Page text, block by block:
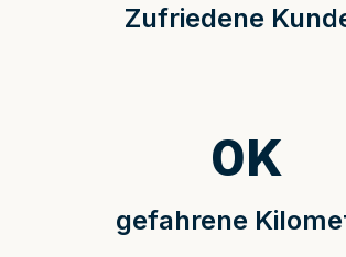
Zufriedene
gefahrene
0K